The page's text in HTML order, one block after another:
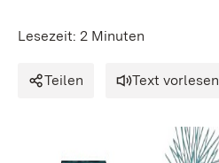
Lesezeit: 2 Minuten
Teilen Text vorlesen